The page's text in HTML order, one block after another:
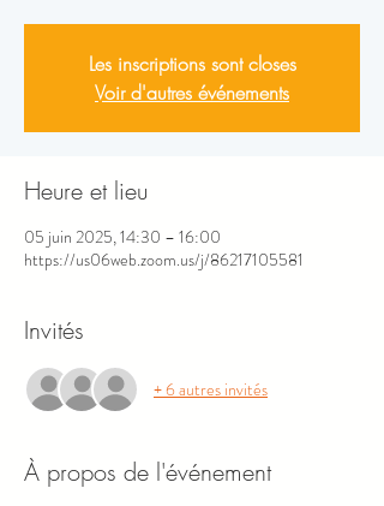
Les inscriptions sont closes
Voir d'autres événements
Heure et lieu
05 juin 2025, 14:30 – 16:00
https://us06web.zoom.us/j/86217105581
Invités
+ 6 autres invités
À propos de l'événement